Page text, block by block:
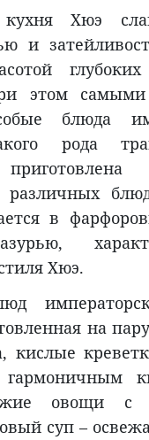
кухня Хюэ
и
этом
блюда
рода
различных
в
Хюэ.
на
кислые
овощи с
суп –